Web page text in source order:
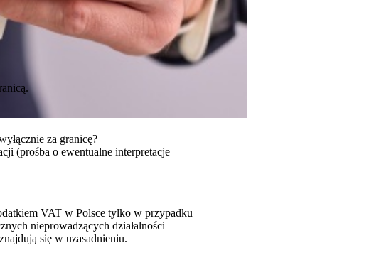
za granicę?
(prośba o ewentualne interpretacje
VAT w Polsce tylko w przypadku
nieprowadzących działalności
się w uzasadnieniu.